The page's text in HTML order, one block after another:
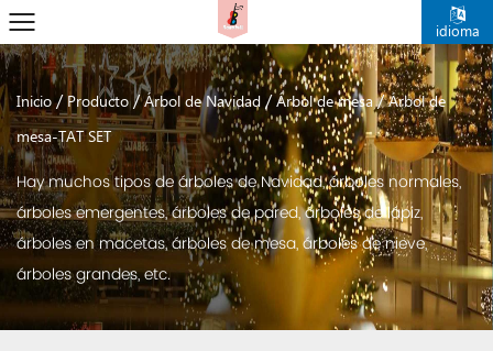
idioma
Inicio/ Producto/Árbol de Navidad /Árbol de mesa/Árbol de
mesa-TAT SET
Hay muchos tipos de árboles de Navidad, árboles normales,
árboles emergentes, árboles de pared, árboles de lápiz,
árboles en macetas, árboles de mesa, árboles de nieve,
árboles grandes, etc.